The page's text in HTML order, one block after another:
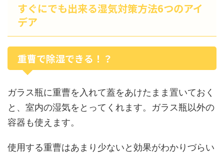
すぐにでも出来る湿気対策方法6つのアイ
デア
重曹で除湿できる！？
ガラス瓶に重曹を入れて蓋をあけたまま置いておく
と、室内の湿気をとってくれます。ガラス瓶以外の
容器も使えます。
使用する重曹はあまり少ないと効果がわかりづらい